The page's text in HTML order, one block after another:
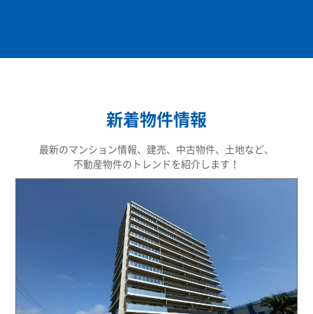
新着物件情報
最新のマンション情報、建売、中古物件、土地など、
不動産物件のトレンドを紹介します！